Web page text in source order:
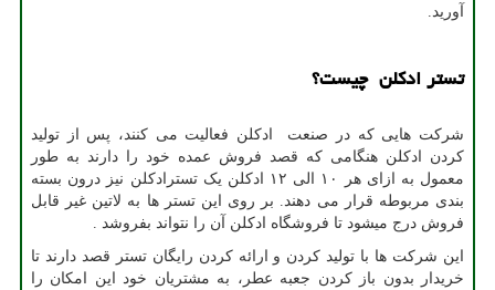
آورید.
تستر ادکلن چیست؟
شرکت هایی که در صنعت ادکلن فعالیت می کنند، پس از تولید
کردن ادکلن هنگامی که قصد فروش عمده خود را دارند به طور
معمول به ازای هر ۱۰ الی ۱۲ ادکلن یک تسترادکلن نیز درون بسته
بندی مربوطه قرار می دهند. بر روی این تستر ها به لاتین غیر قابل
فروش درج میشود تا فروشگاه ادکلن آن را نتواند بفروشد .
این شرکت ها با تولید کردن و ارائه کردن رایگان تستر قصد دارند تا
خریدار بدون باز کردن جعبه عطر، به مشتریان خود این امکان را